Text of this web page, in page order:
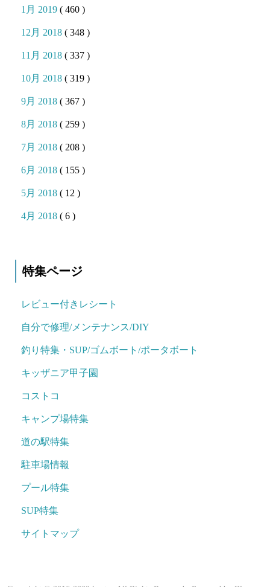
1月 2019( 460 )
12月 2018( 348 )
11月 2018( 337 )
10月 2018( 319 )
9月 2018( 367 )
8月 2018( 259 )
7月 2018( 208 )
6月 2018( 155 )
5月 2018( 12 )
4月 2018( 6 )
特集ページ
レビュー付きレシート
自分で修理/メンテナンス/DIY
釣り特集・SUP/ゴムボート/ポータボート
キッザニア甲子園
コストコ
キャンプ場特集
道の駅特集
駐車場情報
プール特集
SUP特集
サイトマップ